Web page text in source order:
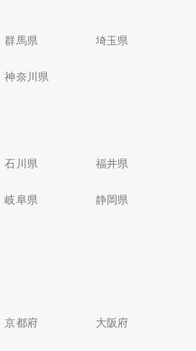
群馬県 埼玉県
神奈川県
石川県 福井県
岐阜県 静岡県
京都府 大阪府